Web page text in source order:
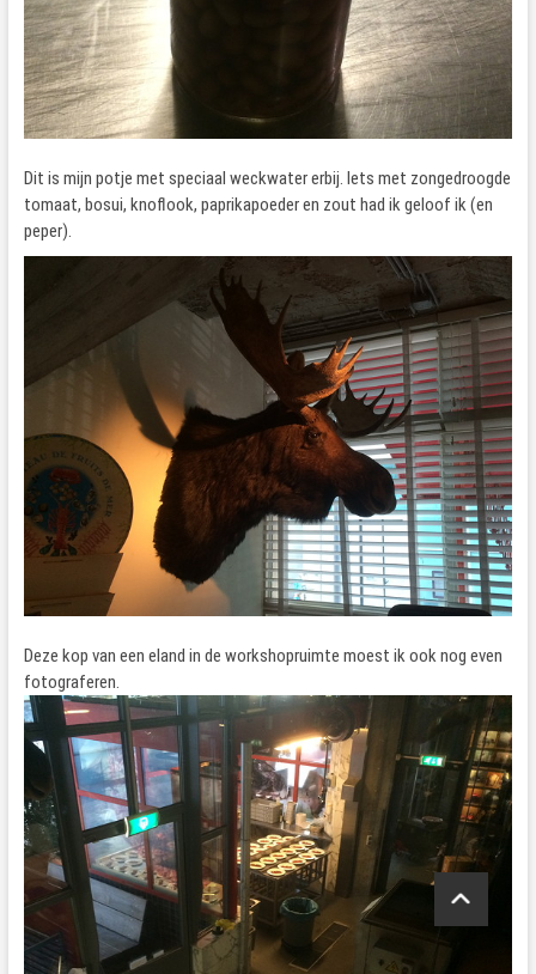
Dit is mijn potje met speciaal weckwater erbij. Iets met zongedroogde
tomaat, bosui, knoflook, paprikapoeder en zout had ik geloof ik (en
peper).
Deze kop van een eland in de workshopruimte moest ik ook nog even
fotograferen.